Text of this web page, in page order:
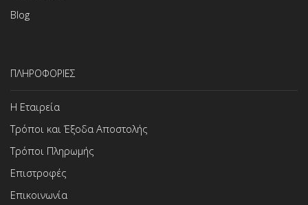
Blog
ΠΛΗΡΟΦΟΡΙΕΣ
Η Εταιρεία
Τρόποι και Έξοδα Αποστολής
Τρόποι Πληρωμής
Επιστροφές
Επικοινωνία